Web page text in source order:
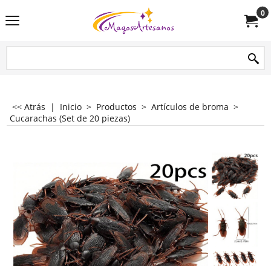
0
<< Atrás | Inicio > Productos > Artículos de broma >
Cucarachas (Set de 20 piezas)